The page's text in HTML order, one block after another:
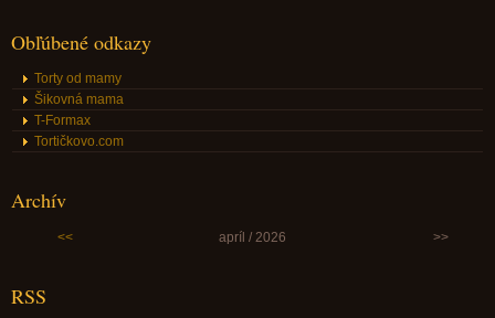
Obľúbené odkazy
Torty od mamy
Šikovná mama
T-Formax
Tortičkovo.com
Archív
<< apríl / 2026 >>
RSS